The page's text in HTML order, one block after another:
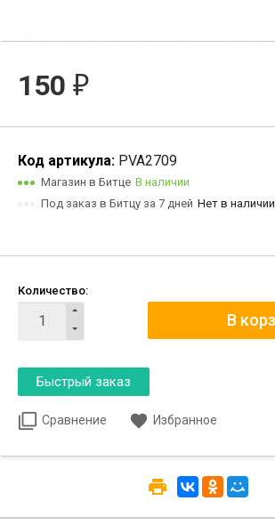
150 ₽
Код артикула: PVA2709
Магазин в Битце В наличии
Под заказ в Битцу за 7 дней Нет в наличии
Количество:
Сравнение Избранное